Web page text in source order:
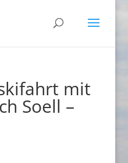
mit
Soell –